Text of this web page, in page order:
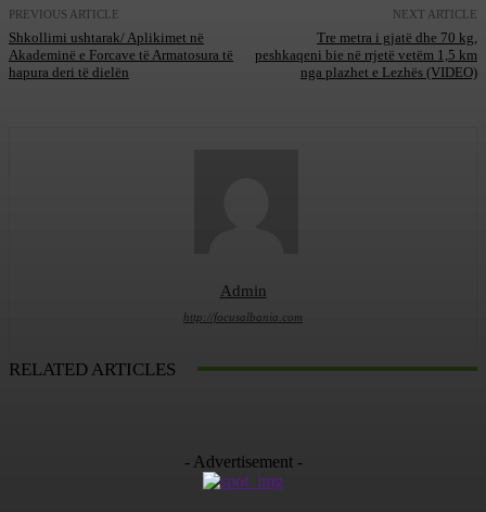
PREVIOUS ARTICLE
Shkollimi ushtarak/ Aplikimet në
Akademinë e Forcave të Armatosura të
hapura deri të dielën
NEXT ARTICLE
Tre metra i gjatë dhe 70 kg,
peshkaqeni bie në rrjetë vetëm 1,5 km
nga plazhet e Lezhës (VIDEO)
Admin
http://focusalbania.com
RELATED ARTICLES
- Advertisement -